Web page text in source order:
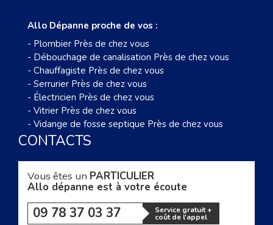
Allo Dépanne proche de vos :
- Plombier Près de chez vous
- Débouchage de canalisation Près de chez vous
- Chauffagiste Près de chez vous
- Serrurier Près de chez vous
- Électricien Près de chez vous
- Vitrier Près de chez vous
- Vidange de fosse septique Près de chez vous
CONTACTS
Vous êtes un PARTICULIER
Allo dépanne est à votre écoute
09 78 37 03 37 Service gratuit +
coût de l'appel